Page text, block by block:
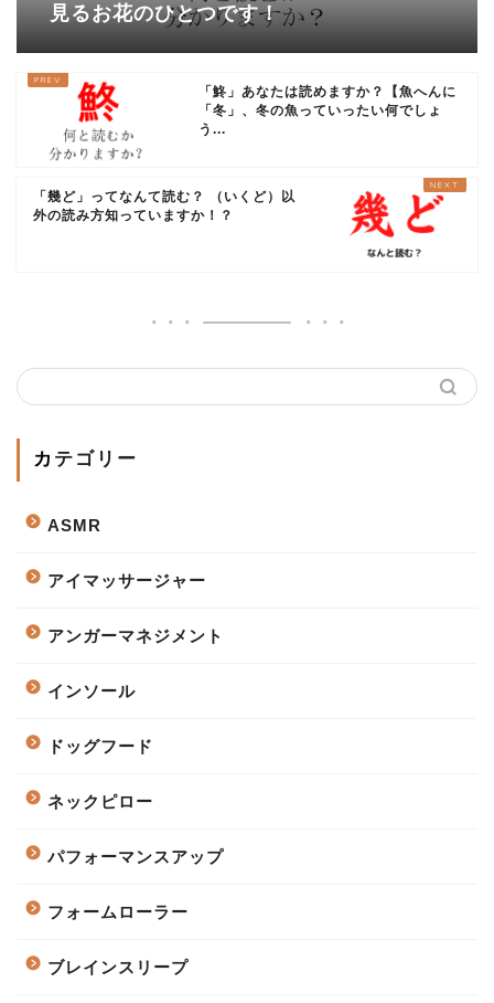
見るお花のひとつです！
「鮗」あなたは読めますか？【魚へんに
「冬」、冬の魚っていったい何でしょ
う...
「幾ど」ってなんて読む？ （いくど）以
外の読み方知っていますか！？
カテゴリー
ASMR
アイマッサージャー
アンガーマネジメント
インソール
ドッグフード
ネックピロー
パフォーマンスアップ
フォームローラー
ブレインスリープ